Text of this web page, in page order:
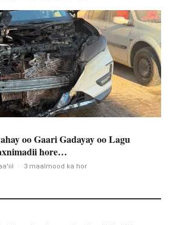
oo Gaari Gadayay oo Lagu
hore…
· 3 maalmood ka hor